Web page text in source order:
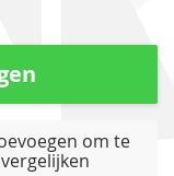
om te
vergelijken